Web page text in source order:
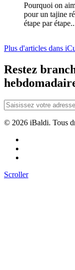
Pourquoi on
pour un tajine
étape par
Plus d'articles dans
Restez
© 2026 iBaldi. Tous
Scroller